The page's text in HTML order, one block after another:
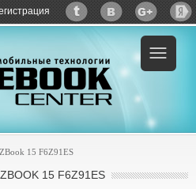
15 F6Z91ES
15 F6Z91ES